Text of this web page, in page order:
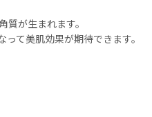
が生まれます。
て美肌効果が期待できます。